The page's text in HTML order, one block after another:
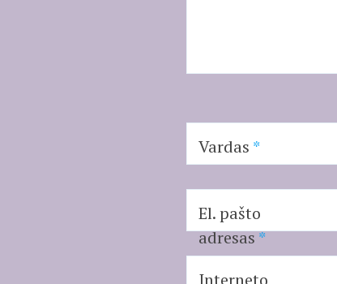
Vardas *
El. pašto
adresas*
Interneto